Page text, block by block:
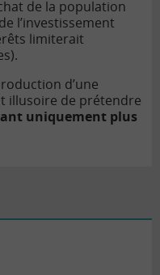
de la population
l’investissement
limiterait
d’une
illusoire de prétendre
uniquement plus